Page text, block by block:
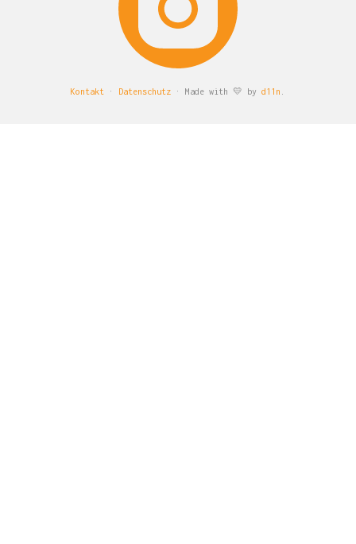
Kontakt · Datenschutz · Made with 💛 by d11n